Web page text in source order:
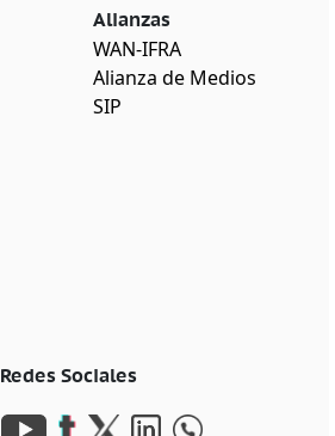
Alianzas
WAN-IFRA
Alianza de Medios
SIP
Redes Sociales